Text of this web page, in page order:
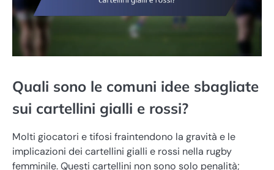
Quali sono le comuni idee sbagliate
sui cartellini gialli e rossi?
Molti giocatori e tifosi fraintendono la gravità e le
implicazioni dei cartellini gialli e rossi nella rugby
femminile. Questi cartellini non sono solo penalità;